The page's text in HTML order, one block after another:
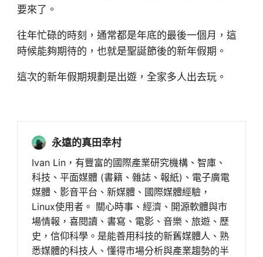
要來了。
往年忙碌的時刻，通常都是年底的最後一個月，這
時候能夠期待的，也就是聖誕節後的新年假期。
這次的新年假期規劃是出遊，全家多人出去玩。
永遠的真田幸村
Ivan Lin，有豐富的國際產業研究機構、智庫、
科技、平面媒體 (書籍、雜誌、報紙)、電子廣電
媒體、影音平台、新媒體、國際媒體經驗，
Linux使用者。 關心時事、經濟、開源軟體與市
場情報，喜閱讀、書寫、電影、音樂、旅遊、歷
史，信仰科學。是能善用科技的新舊媒體人、熟
悉媒體的科技人、懂得市場分析與產業趨勢的半